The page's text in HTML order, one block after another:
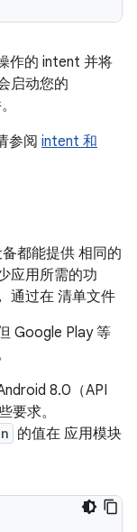
作的 intent 并将
启动您的
参阅 intent 和
都能提供 相同的
应用所需的功
通过在 清单文件
Google Play 等
8.0（API
要求。
的值在 应用模块